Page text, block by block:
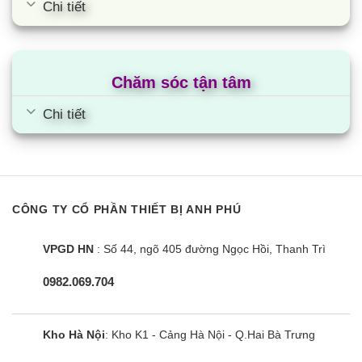
Chi tiết
Chăm sóc tận tâm
Chi tiết
CÔNG TY CỔ PHẦN THIẾT BỊ ANH PHÚ
VPGD HN : Số 44, ngõ 405 đường Ngọc Hồi, Thanh Trì
0982.069.704
Kho Hà Nội: Kho K1 - Cảng Hà Nội - Q.Hai Bà Trưng